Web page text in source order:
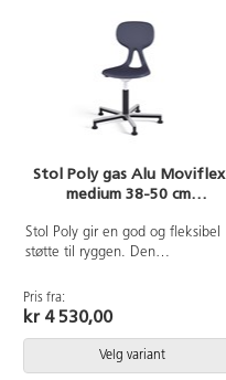
Stol Poly gas Alu Moviflex
medium 38-50 cm
Stol Poly gir en god og fleksibel
støtte til ryggen. Den
brukeren til en bedre sittestilling.
Stolen har en mekanisme som
retninger. Enkel rengjøring. Skall
i polyuretan. Børstet
Pris fra:
kr 4 530,00
Velg variant